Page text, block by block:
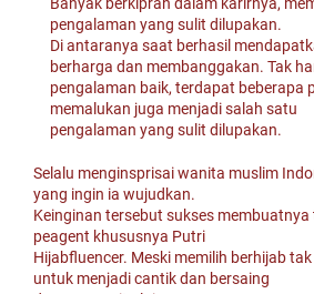
pengalaman yang sulit dilupakan.
Di antaranya saat berhasil
berharga dan membanggakan. Tak
pengalaman baik, terdapat beberapa
memalukan juga menjadi salah satu
pengalaman yang sulit dilupakan.
Selalu menginsprisai wanita muslim
yang ingin ia wujudkan.
Keinginan tersebut sukses
peagent khususnya Putri
Hijabfluencer. Meski memilih berhijab
untuk menjadi cantik dan bersaing